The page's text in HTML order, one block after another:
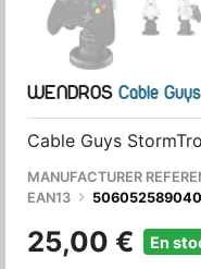
WENDROS Cable
Cable Guys
MANUFACTURER
EAN13
25,00 € En